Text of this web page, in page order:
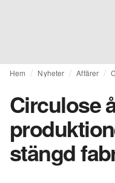
Hem Nyheter Affärer
Circulose
stängd